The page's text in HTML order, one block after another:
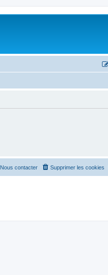
Supprimer les cookies
Nous contacter